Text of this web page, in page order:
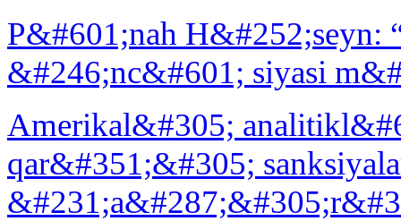
P&#601;nah
&#246;nc&#601; siyasi
Amerikal&#305;
qar&#351;&#305;